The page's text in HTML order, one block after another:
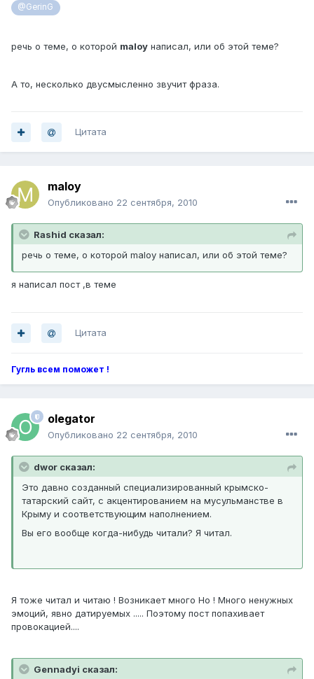
@GerinG
речь о теме, о которой maloy написал, или об этой теме?
А то, несколько двусмысленно звучит фраза.
Цитата
maloy
Опубликовано 22 сентября, 2010
Rashid сказал:
речь о теме, о которой maloy написал, или об этой теме?
я написал пост ,в теме
Цитата
Гугль всем поможет !
olegator
Опубликовано 22 сентября, 2010
dwor сказал:
Это давно созданный специализированный крымско-
татарский сайт, с акцентированием на мусульманстве в
Крыму и соответствующим наполнением.
Вы его вообще когда-нибудь читали? Я читал.
Я тоже читал и читаю ! Возникает много Но ! Много ненужных
эмоций, явно датируемых ..... Поэтому пост попахивает
провокацией....
Gennadyi сказал: